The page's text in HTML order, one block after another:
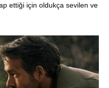
ettiği için oldukça sevilen ve